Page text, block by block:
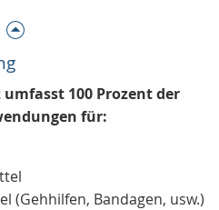
100 Prozent der
für:
(Gehhilfen, Bandagen, usw.)